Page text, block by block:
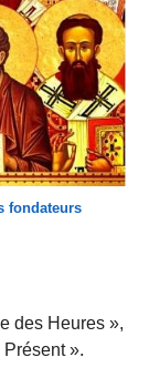
fondateurs
des Heures »,
».